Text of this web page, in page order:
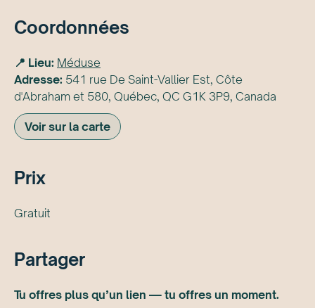
Coordonnées
📍 Lieu: Méduse
Adresse: 541 rue De Saint-Vallier Est, Côte
d'Abraham et 580, Québec, QC G1K 3P9, Canada
Voir sur la carte
Prix
Gratuit
Partager
Tu offres plus qu’un lien — tu offres un moment.